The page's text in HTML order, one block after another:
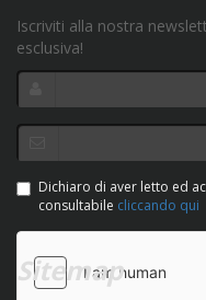
Iscriviti alla nostra
esclusiva!
Dichiaro di aver letto ed
consultabile cliccando qui
Sitemap